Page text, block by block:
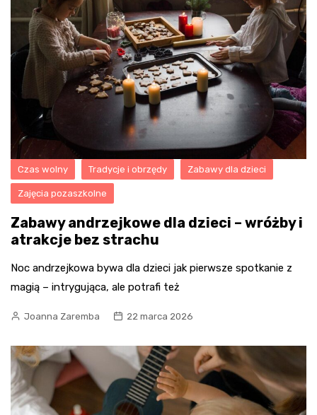
Czas wolny Tradycje i obrzędy Zabawy dla dzieci
Zajęcia pozaszkolne
Zabawy andrzejkowe dla dzieci – wróżby i
atrakcje bez strachu
Noc andrzejkowa bywa dla dzieci jak pierwsze spotkanie z
magią – intrygująca, ale potrafi też
Joanna Zaremba 22 marca 2026